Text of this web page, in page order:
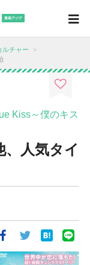
東南アジア
ルチャー
Kiss～僕のキス
、人気タイ